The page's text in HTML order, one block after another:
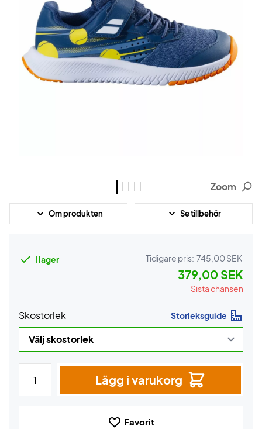
Zoom
Om produkten Se tillbehör
I lager Tidigare pris: 745,00 SEK
379,00 SEK
Sista chansen
Skostorlek Storleksguide
Lägg i varukorg
Favorit